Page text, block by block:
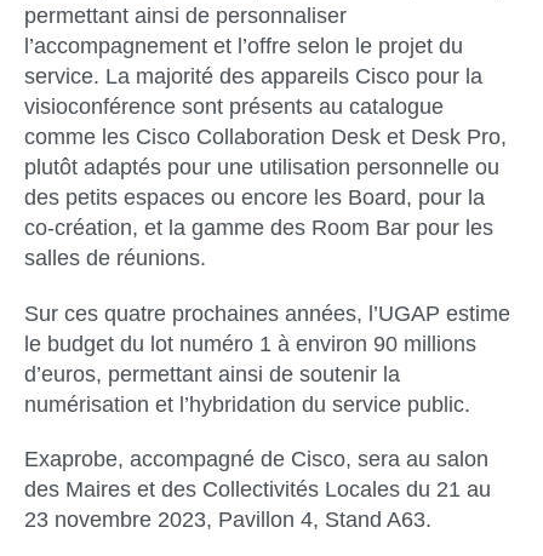
permettant ainsi de personnaliser
l’accompagnement et l’offre selon le projet du
service. La majorité des appareils Cisco pour la
visioconférence sont présents au catalogue
comme les Cisco Collaboration Desk et Desk Pro,
plutôt adaptés pour une utilisation personnelle ou
des petits espaces ou encore les Board, pour la
co-création, et la gamme des Room Bar pour les
salles de réunions.
Sur ces quatre prochaines années, l’UGAP estime
le budget du lot numéro 1 à environ 90 millions
d’euros, permettant ainsi de soutenir la
numérisation et l’hybridation du service public.
Exaprobe, accompagné de Cisco, sera au salon
des Maires et des Collectivités Locales du 21 au
23 novembre 2023, Pavillon 4, Stand A63.